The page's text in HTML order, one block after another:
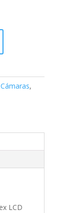
Cámaras,
LCD